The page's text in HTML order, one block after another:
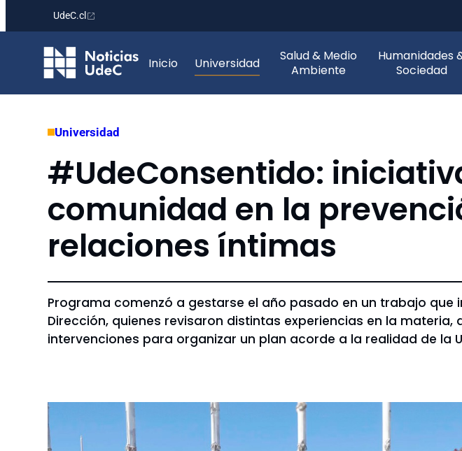
contenido
UdeC.cl
Inicio Universidad
Salud & Medio
Ambiente
Humanidades
Sociedad
Universidad
#UdeConsentido:
comunidad en la
relaciones íntimas
Programa comenzó a gestarse el año pasado en un trabajo
Dirección, quienes revisaron distintas experiencias en la
intervenciones para organizar un plan acorde a la realidad de la